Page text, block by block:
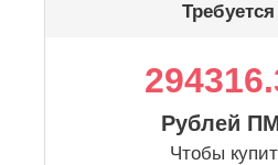
Требуется
Рублей
Чтобы